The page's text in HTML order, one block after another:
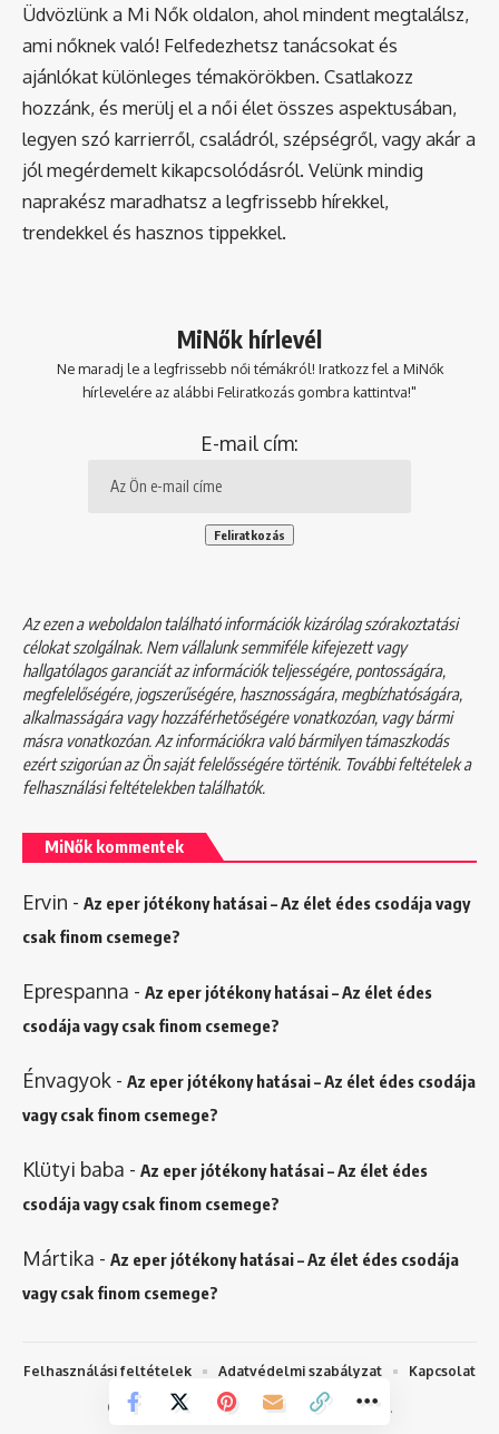
Üdvözlünk a Mi Nők oldalon, ahol mindent megtalálsz,
ami nőknek való! Felfedezhetsz tanácsokat és
ajánlókat különleges témakörökben. Csatlakozz
hozzánk, és merülj el a női élet összes aspektusában,
legyen szó karrierről, családról, szépségről, vagy akár a
jól megérdemelt kikapcsolódásról. Velünk mindig
naprakész maradhatsz a legfrissebb hírekkel,
trendekkel és hasznos tippekkel.
MiNők hírlevél
Ne maradj le a legfrissebb női témákról! Iratkozz fel a MiNők
hírlevelére az alábbi Feliratkozás gombra kattintva!"
E-mail cím:
Az ezen a weboldalon található információk kizárólag szórakoztatási
célokat szolgálnak. Nem vállalunk semmiféle kifejezett vagy
hallgatólagos garanciát az információk teljességére, pontosságára,
megfelelőségére, jogszerűségére, hasznosságára, megbízhatóságára,
alkalmasságára vagy hozzáférhetőségére vonatkozóan, vagy bármi
másra vonatkozóan. Az információkra való bármilyen támaszkodás
ezért szigorúan az Ön saját felelősségére történik. További feltételek a
felhasználási feltételekbentalálhatók.
MiNők kommentek
Ervin - Az eper jótékony hatásai – Az élet édes csodája vagy
csak finom csemege?
Eprespanna - Az eper jótékony hatásai – Az élet édes
csodája vagy csak finom csemege?
Énvagyok - Az eper jótékony hatásai – Az élet édes csodája
vagy csak finom csemege?
Klütyi baba - Az eper jótékony hatásai – Az élet édes
csodája vagy csak finom csemege?
Mártika - Az eper jótékony hatásai – Az élet édes csodája
vagy csak finom csemege?
© 2015-2025 Minok.hu. Minden jog fenntartva.
Felhasználási feltételek Adatvédelmi szabályzat Kapcsolat